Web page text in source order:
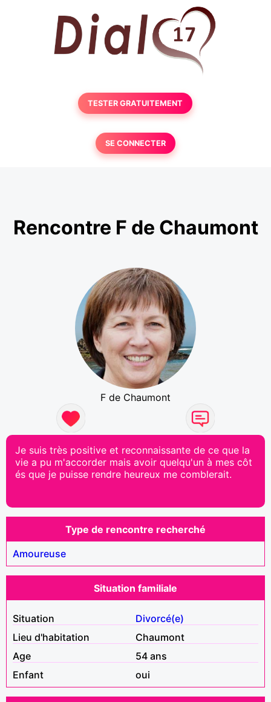
TESTER GRATUITEMENT
SE CONNECTER
Rencontre F de Chaumont
F de Chaumont
Je suis très positive et reconnaissante de ce que la
vie a pu m'accorder mais avoir quelqu'un à mes côt
és que je puisse rendre heureux me comblerait.
Type de rencontre recherché
Amoureuse
Situation familiale
Situation
Divorcé(e)
Lieu d'habitation
Chaumont
Age
54 ans
Enfant
oui